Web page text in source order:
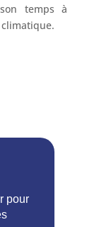
temps à
pour